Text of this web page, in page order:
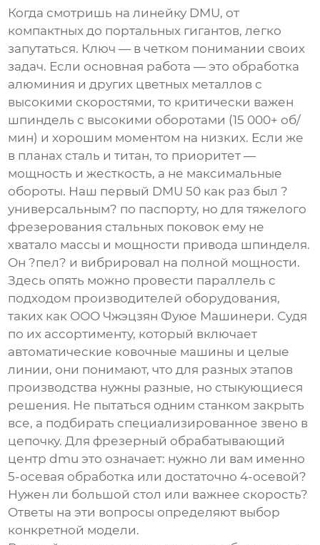
Когда смотришь на линейку DMU, от
компактных до портальных гигантов, легко
запутаться. Ключ — в четком понимании своих
задач. Если основная работа — это обработка
алюминия и других цветных металлов с
высокими скоростями, то критически важен
шпиндель с высокими оборотами (15 000+ об/
мин) и хорошим моментом на низких. Если же
в планах сталь и титан, то приоритет —
мощность и жесткость, а не максимальные
обороты. Наш первый DMU 50 как раз был ?
универсальным? по паспорту, но для тяжелого
фрезерования стальных поковок ему не
хватало массы и мощности привода шпинделя.
Он ?пел? и вибрировал на полной мощности.
Здесь опять можно провести параллель с
подходом производителей оборудования,
таких как ООО Чжэцзян Фуюе Машинери. Судя
по их ассортименту, который включает
автоматические ковочные машины и целые
линии, они понимают, что для разных этапов
производства нужны разные, но стыкующиеся
решения. Не пытаться одним станком закрыть
все, а подбирать специализированное звено в
цепочку. Для фрезерный обрабатывающий
центр dmu это означает: нужно ли вам именно
5-осевая обработка или достаточно 4-осевой?
Нужен ли большой стол или важнее скорость?
Ответы на эти вопросы определяют выбор
конкретной модели.